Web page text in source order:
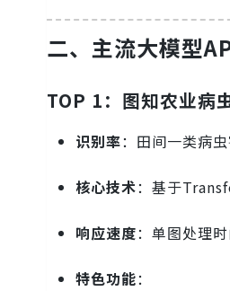
二、主流大模型
TOP 1：图知农业病
识别率：田间一类病
核心技术：基于
响应速度：单图处理
特色功能：